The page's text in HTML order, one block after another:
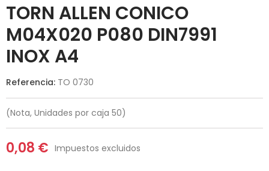
TORN ALLEN CONICO
M04X020 P080 DIN7991
INOX A4
Referencia: TO 0730
(Nota, Unidades por caja 50)
0,08 € Impuestos excluidos